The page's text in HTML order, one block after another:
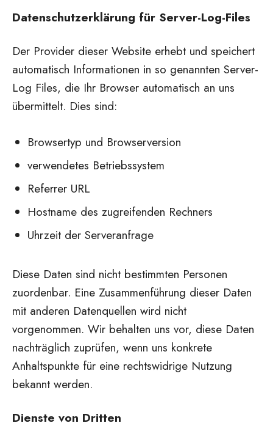
Datenschutzerklärung für Server-Log-Files
Der Provider dieser Website erhebt und speichert
automatisch Informationen in so genannten Server-
Log Files, die Ihr Browser automatisch an uns
übermittelt. Dies sind:
Browsertyp und Browserversion
verwendetes Betriebssystem
Referrer URL
Hostname des zugreifenden Rechners
Uhrzeit der Serveranfrage
Diese Daten sind nicht bestimmten Personen
zuordenbar. Eine Zusammenführung dieser Daten
mit anderen Datenquellen wird nicht
vorgenommen. Wir behalten uns vor, diese Daten
nachträglich zuprüfen, wenn uns konkrete
Anhaltspunkte für eine rechtswidrige Nutzung
bekannt werden.
Dienste von Dritten